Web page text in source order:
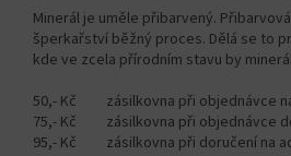
Minerál je uměle přibarvený.
šperkařství běžný proces. Dělá se to
kde ve zcela přírodním stavu by
50,- Kč zásilkovna při objednávce
75,- Kč zásilkovna při objednávce
95,- Kč zásilkovna při doručení na